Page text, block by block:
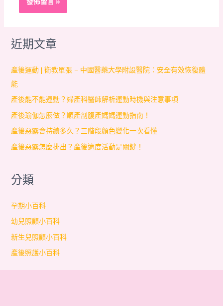
近期文章
產後運動 | 衛教單張 – 中國醫藥大學附設醫院：安全有效恢復體
能
產後能不能運動？婦產科醫師解析運動時機與注意事項
產後瑜伽怎麼做？順產剖腹產媽媽運動指南！
產後惡露會持續多久？三階段顏色變化一次看懂
產後惡露怎麼排出？產後適度活動是關鍵！
分類
孕期小百科
幼兒照顧小百科
新生兒照顧小百科
產後照護小百科